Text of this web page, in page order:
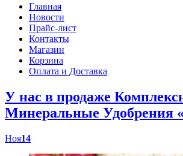
Главная
Новости
Прайс-лист
Контакты
Магазин
Корзина
Оплата и Доставка
У нас в продаже
Минеральные
Ноя14